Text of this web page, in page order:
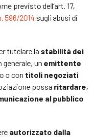
previsto dell’art. 17,
596/2014 sugli abusi di
tutelare la stabilità dei
generale, un emittente
o con titoli negoziati
possa ritardare,
al pubblico
autorizzato dalla